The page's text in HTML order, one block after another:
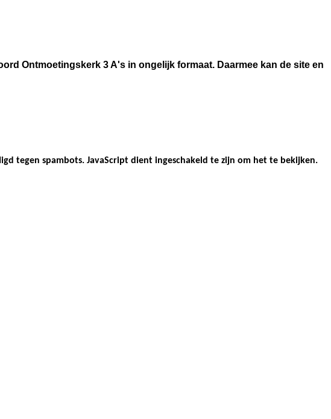
Ontmoetingskerk 3 A's in ongelijk formaat. Daarmee kan de site en
tegen spambots. JavaScript dient ingeschakeld te zijn om het te bekijken.